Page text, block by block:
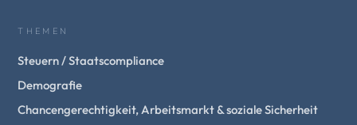
THEMEN
Steuern / Staatscompliance
Demografie
Chancengerechtigkeit, Arbeitsmarkt & soziale Sicherheit